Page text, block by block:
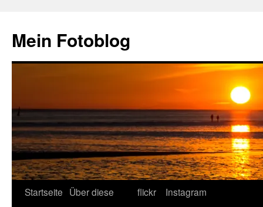
springen
Mein Fotoblog
Startseite Über diese
flickr Instagram